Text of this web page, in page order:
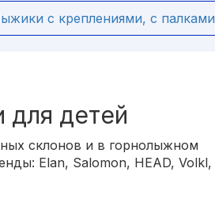
с креплениями, с палками
детей
склонов и в горнолыжном
Elan, Salomon, HEAD, Volkl,